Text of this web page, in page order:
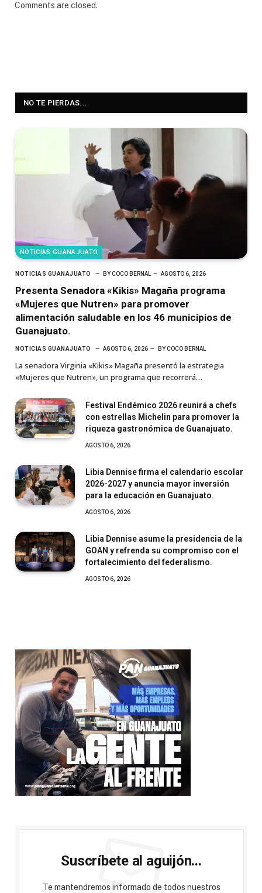
Comments are closed.
NO TE PIERDAS...
NOTICIAS GUANAJUATO
NOTICIAS GUANAJUATO BY COCO BERNAL AGOSTO 6, 2026
Presenta Senadora «Kikis» Magaña programa
«Mujeres que Nutren» para promover
alimentación saludable en los 46 municipios de
Guanajuato.
NOTICIAS GUANAJUATO AGOSTO 6, 2026 BY COCO BERNAL
La senadora Virginia «Kikis» Magaña presentó la estrategia
«Mujeres que Nutren», un programa que recorrerá…
Festival Endémico 2026 reunirá a chefs
con estrellas Michelin para promover la
riqueza gastronómica de Guanajuato.
AGOSTO 6, 2026
Libia Dennise firma el calendario escolar
2026-2027 y anuncia mayor inversión
para la educación en Guanajuato.
AGOSTO 6, 2026
Libia Dennise asume la presidencia de la
GOAN y refrenda su compromiso con el
fortalecimiento del federalismo.
AGOSTO 6, 2026
Suscríbete al aguijón...
Te mantendremos informado de todos nuestros